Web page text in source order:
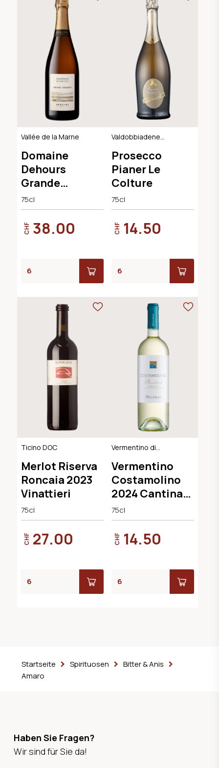
Vallée de la Marne
Domaine
Dehours
Grande
Réserve Brut
75cl
CHF 38.00
Valdobbiadene
Prosecco
Pianer Le
Colture
75cl
CHF 14.50
Ticino DOC
Merlot Riserva
Roncaia 2023
Vinattieri
75cl
CHF 27.00
Vermentino di
Vermentino
Costamolino
2024 Cantina
Argiolas
75cl
CHF 14.50
Startseite Spirituosen
Bitter & Anis
Amaro
Haben Sie Fragen?
Wir sind für Sie da!